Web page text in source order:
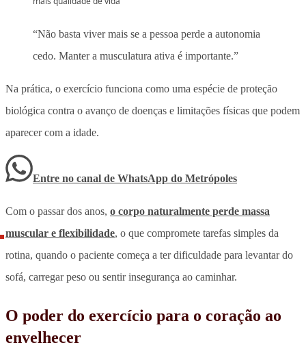
“Não basta viver mais se a pessoa perde a autonomia
cedo. Manter a musculatura ativa é importante.”
Na prática, o exercício funciona como uma espécie de proteção
biológica contra o avanço de doenças e limitações físicas que podem
aparecer com a idade.
Entre no canal de WhatsApp do Metrópoles
Com o passar dos anos, o corpo naturalmente perde massa
muscular e flexibilidade, o que compromete tarefas simples da
rotina, quando o paciente começa a ter dificuldade para levantar do
sofá, carregar peso ou sentir insegurança ao caminhar.
O poder do exercício para o coração ao
envelhecer